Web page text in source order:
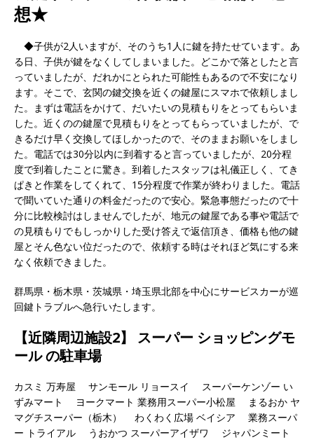
想★
◆子供が2人いますが、そのうち1人に鍵を持たせています。あ
る日、子供が鍵をなくしてしまいました。どこかで落としたと言
っていましたが、だれかにとられた可能性もあるので不安になり
ます。そこで、玄関の鍵交換を近くの鍵屋にスマホで依頼しまし
た。まずは電話をかけて、だいたいの見積もりをとってもらいま
した。近くのの鍵屋で見積もりをとってもらっていましたが、で
きるだけ早く交換してほしかったので、そのままお願いをしまし
た。電話では30分以内に到着すると言っていましたが、20分程
度で到着したことに驚き。到着したスタッフは礼儀正しく、てき
ぱきと作業をしてくれて、15分程度で作業が終わりました。電話
で聞いていた通りの料金だったので安心。緊急事態だったので十
分に比較検討はしませんでしたが、地元の鍵屋である事や電話で
の見積もりでもしっかりした受け答えで返信頂き、価格も他の鍵
屋とそん色ない位だったので、依頼する時はそれほど気にする来
なく依頼できました。
群馬県・栃木県・茨城県・埼玉県北部を中心にサービスカーが巡
回鍵トラブルへ急行いたします。
【近隣周辺施設2】 スーパー ショッピングモ
ール の駐車場
カスミ 万寿屋 サンモール リョースイ スーパーケンゾー い
ずみマート ヨークマート 業務用スーパー小松屋 まるおか ヤ
マグチスーパー（栃木） わくわく広場 ベイシア 業務スーパ
ー トライアル うおかつ スーパーアイザワ ジャパンミート